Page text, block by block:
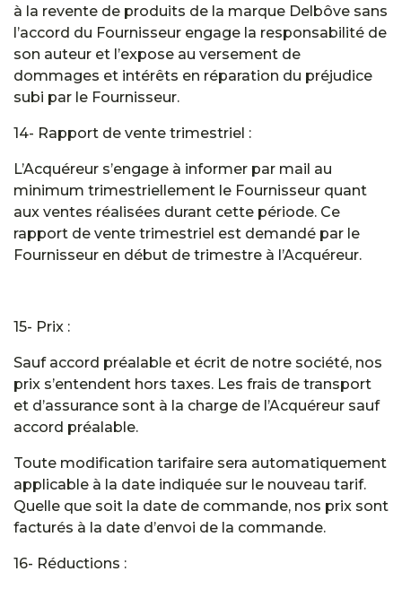
à la revente de produits de la marque Delbôve sans
l’accord du Fournisseur engage la responsabilité de
son auteur et l’expose au versement de
dommages et intérêts en réparation du préjudice
subi par le Fournisseur.
14- Rapport de vente trimestriel :
L’Acquéreur s’engage à informer par mail au
minimum trimestriellement le Fournisseur quant
aux ventes réalisées durant cette période. Ce
rapport de vente trimestriel est demandé par le
Fournisseur en début de trimestre à l’Acquéreur.
15- Prix :
Sauf accord préalable et écrit de notre société, nos
prix s’entendent hors taxes. Les frais de transport
et d’assurance sont à la charge de l’Acquéreur sauf
accord préalable.
Toute modification tarifaire sera automatiquement
applicable à la date indiquée sur le nouveau tarif.
Quelle que soit la date de commande, nos prix sont
facturés à la date d’envoi de la commande.
16- Réductions :